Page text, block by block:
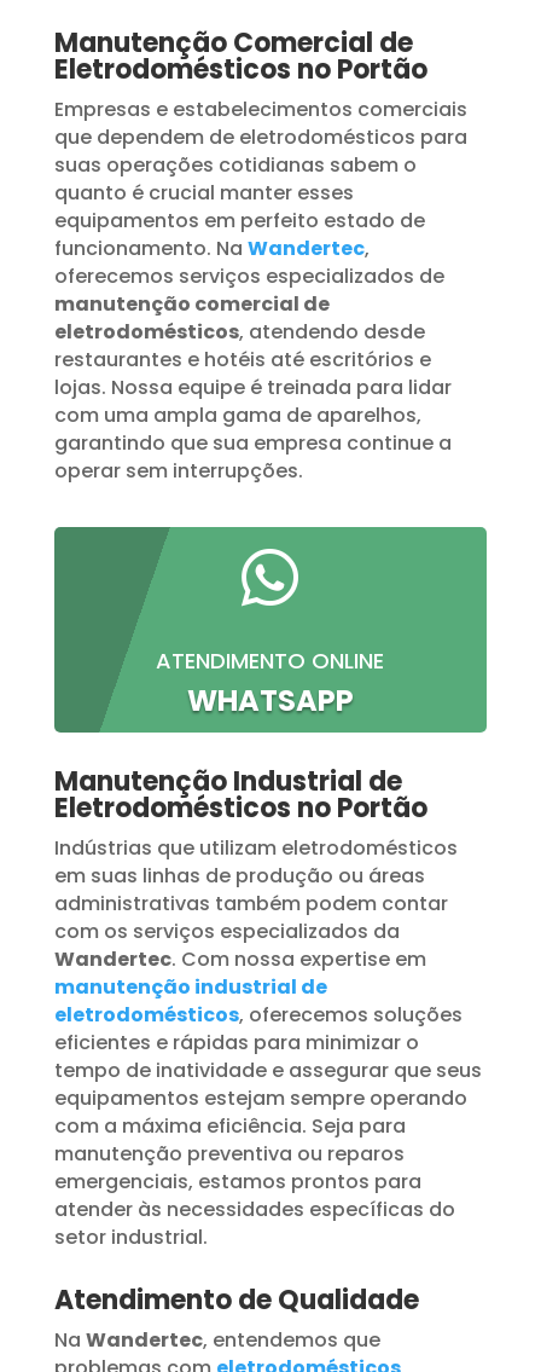
Manutenção Comercial de
Eletrodomésticos no Portão
Empresas e estabelecimentos comerciais
que dependem de eletrodomésticos para
suas operações cotidianas sabem o
quanto é crucial manter esses
equipamentos em perfeito estado de
funcionamento. Na Wandertec,
oferecemos serviços especializados de
manutenção comercial de
eletrodomésticos, atendendo desde
restaurantes e hotéis até escritórios e
lojas. Nossa equipe é treinada para lidar
com uma ampla gama de aparelhos,
garantindo que sua empresa continue a
operar sem interrupções.

ATENDIMENTO ONLINE
WHATSAPP
Manutenção Industrial de
Eletrodomésticos no Portão
Indústrias que utilizam eletrodomésticos
em suas linhas de produção ou áreas
administrativas também podem contar
com os serviços especializados da
Wandertec. Com nossa expertise em
manutenção industrial de
eletrodomésticos, oferecemos soluções
eficientes e rápidas para minimizar o
tempo de inatividade e assegurar que seus
equipamentos estejam sempre operando
com a máxima eficiência. Seja para
manutenção preventiva ou reparos
emergenciais, estamos prontos para
atender às necessidades específicas do
setor industrial.
Atendimento de Qualidade
Na Wandertec, entendemos que